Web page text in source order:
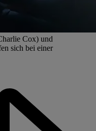
Cox) und
sich bei einer